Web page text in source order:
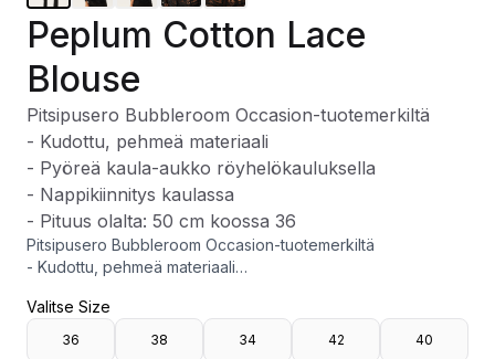
Peplum Cotton Lace
Blouse
Pitsipusero Bubbleroom Occasion-tuotemerkiltä
- Kudottu, pehmeä materiaali
- Pyöreä kaula-aukko röyhelökauluksella
- Nappikiinnitys kaulassa
- Pituus olalta: 50 cm koossa 36
Pitsipusero Bubbleroom Occasion-tuotemerkiltä
- Kudottu, pehmeä materiaali
- Nappikiinnitys kaulassa
- Pituus olalta: 50 cm koossa 36
Valitse Size
36 38 34 42 40